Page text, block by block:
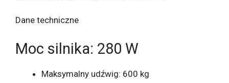
Dane techniczne
Moc silnika: 280 W
Maksymalny udźwig: 600 kg